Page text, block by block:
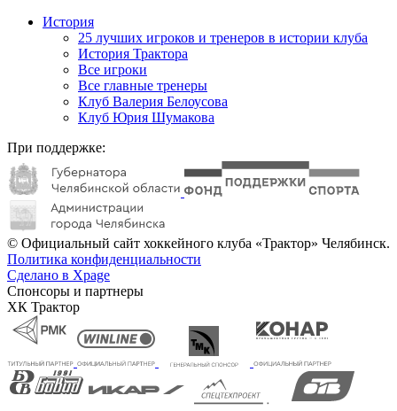
История
25 лучших игроков и тренеров в истории клуба
История Трактора
Все игроки
Все главные тренеры
Клуб Валерия Белоусова
Клуб Юрия Шумакова
При поддержке:
© Официальный сайт хоккейного клуба «Трактор» Челябинск.
Политика конфиденциальности
Сделано в Xpage
Спонсоры и партнеры
ХК Трактор